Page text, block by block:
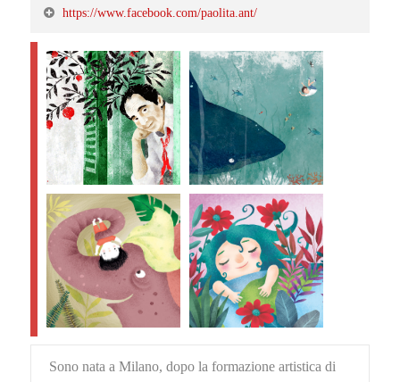
https://www.facebook.com/paolita.ant/
Sono nata a Milano, dopo la formazione artistica di